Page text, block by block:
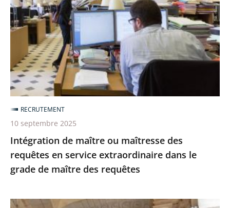
ou
maîtresse
des
requêtes
en
service
extraordinaire
dans
le
grade
maître
des
Intégration de maître ou maîtresse des
requêtes en service extraordinaire dans le
grade de maître des requêtes
RECRUTEMENT
10 septembre 2025
Devenez